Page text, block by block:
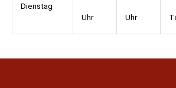
Dienstag
Uhr Uhr